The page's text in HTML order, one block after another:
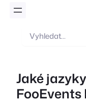
Vyhledávání
Jaké
FooEvents